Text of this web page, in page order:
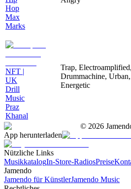
Hop
Max
Marks
NFT |
UK
Drill
Music
Praz
Khanal
Trap, Electroamplified,
Drummachine, Urban,
Energetic
© 2026
App herunterladen
Nützliche Links
MusikkatalogIn-Store-RadiosPreise
Jamendo
Jamendo für KünstlerJamendo Music